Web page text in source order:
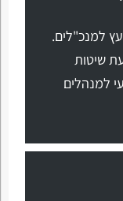
ויועץ למנכ"לים.
שיטות
למנהלים